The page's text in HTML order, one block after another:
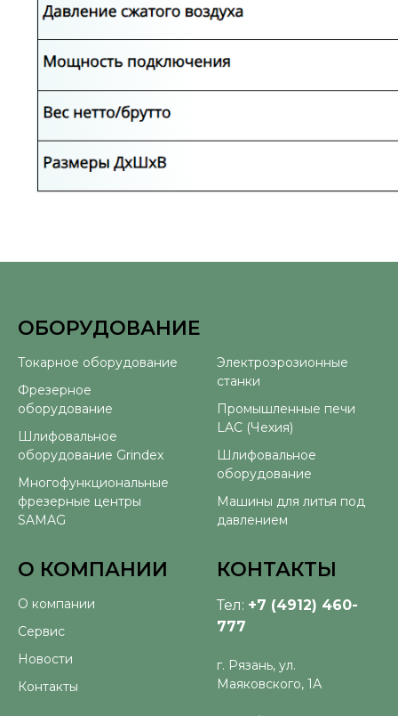
ОБОРУДОВАНИЕ
Токарное оборудование
Фрезерное
оборудование
Шлифовальное
оборудование Grindex
Многофункциональные
фрезерные центры
SAMAG
Электроэрозионные
станки
Промышленные печи
LAC (Чехия)
Шлифовальное
оборудование
Машины для литья под
давлением
О КОМПАНИИ
О компании
Сервис
Новости
Контакты
КОНТАКТЫ
Тел: +7 (4912) 460-
777
г. Рязань, ул.
Маяковского, 1А